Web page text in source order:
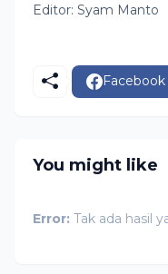
Editor: Syam Manto
Facebook
You might like
Error: Tak ada hasil